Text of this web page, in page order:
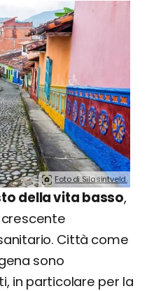
Foto di Silasintveld.
della vita basso,
Città come
sono
in particolare per la